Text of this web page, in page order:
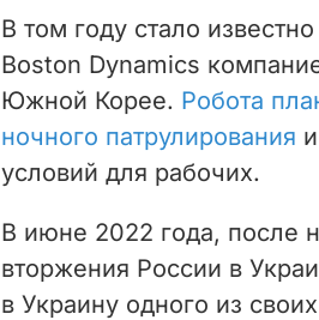
В том году стало
Boston Dynamics
Южной Корее. Робота
ночного патрулирования
условий для рабочих.
В июне 2022 года, после
вторжения России в
в Украину одного из